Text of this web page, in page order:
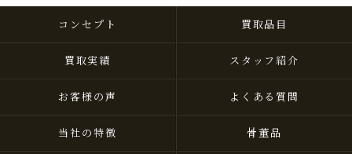
コンセプト 買取品目
買取実績 スタッフ紹介
お客様の声 よくある質問
当社の特徴 骨董品